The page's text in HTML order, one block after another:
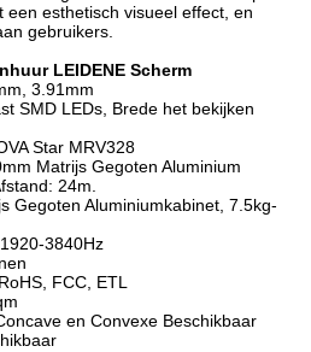
esthetisch visueel effect, en
gebruikers.
LEIDENE Scherm
3.91mm
SMD LEDs, Brede het bekijken
Star MRV328
Matrijs Gegoten Aluminium
24m.
Gegoten Aluminiumkabinet, 7.5kg-
3840Hz
FCC, ETL
en Convexe Beschikbaar